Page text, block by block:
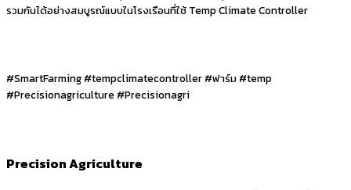
รวมกันได้อย่างสมบูรณ์แบบในโรงเรือนที่ใช้ Temp Climate Controller
#SmartFarming #tempclimatecontroller #ฟาร์ม #temp
#Precisionagriculture #Precisionagri
Precision Agriculture